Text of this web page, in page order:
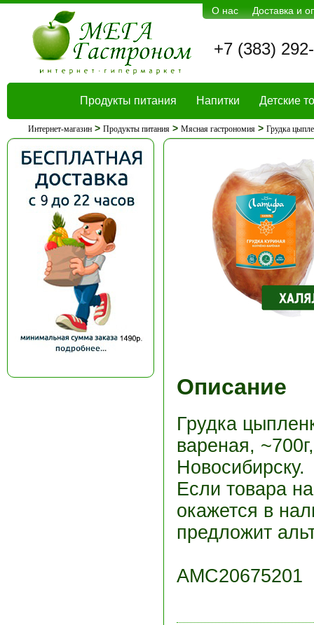
О нас Доставка и
+7 (383)
Продукты питания Напитки Детские
Интернет-магазин> Продукты питания> Мясная гастрономия> Грудка
Описание
Грудка
вареная,
Новосибирску.
Если товара
окажется в
предложит
АМС20675201